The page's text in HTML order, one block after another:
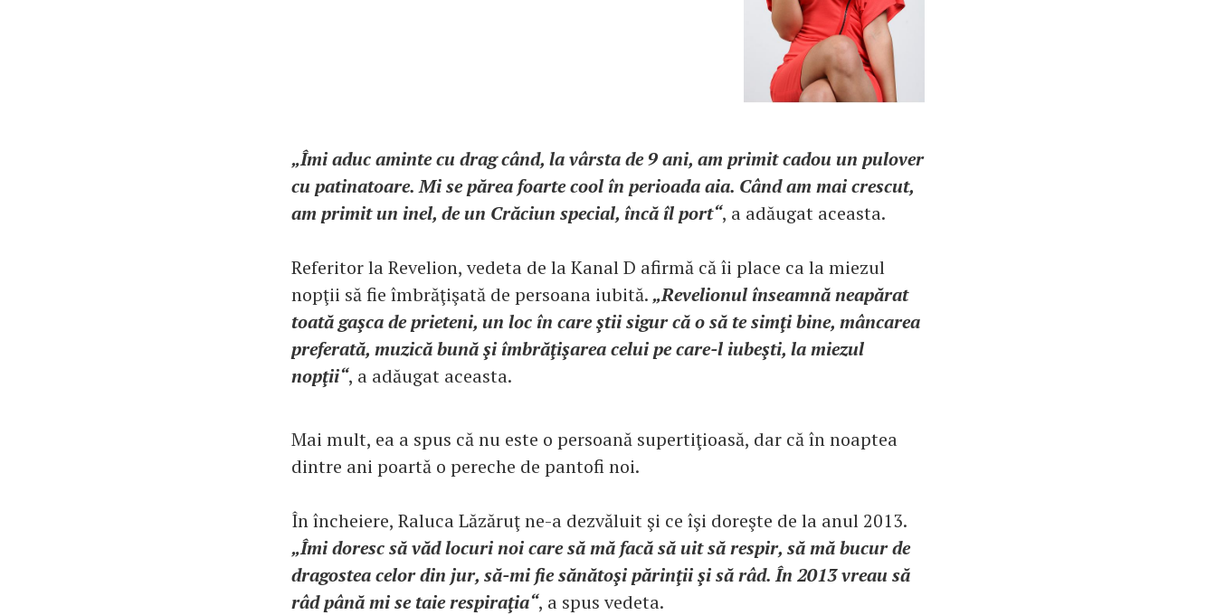
„Îmi aduc aminte cu drag când, la vârsta de 9 ani, am primit cadou un pulover
cu patinatoare. Mi se părea foarte cool în perioada aia. Când am mai crescut,
am primit un inel, de un Crăciun special, încă îl port“, a adăugat aceasta.
Referitor la Revelion, vedeta de la Kanal D afirmă că îi place ca la miezul
nopţii să fie îmbrăţişată de persoana iubită.„Revelionul înseamnă neapărat
toată gaşca de prieteni, un loc în care ştii sigur că o să te simţi bine, mâncarea
preferată, muzică bună şi îmbrăţişarea celui pe care-l iubeşti, la miezul
nopţii“, a adăugat aceasta.
Mai mult, ea a spus că nu este o persoană supertiţioasă, dar că în noaptea
dintre ani poartă o pereche de pantofi noi.
În încheiere, Raluca Lăzăruţ ne-a dezvăluit şi ce îşi doreşte de la anul 2013.
„Îmi doresc să văd locuri noi care să mă facă să uit să respir, să mă bucur de
dragostea celor din jur, să-mi fie sănătoşi părinţii şi să râd. În 2013 vreau să
râd până mi se taie respiraţia“, a spus vedeta.